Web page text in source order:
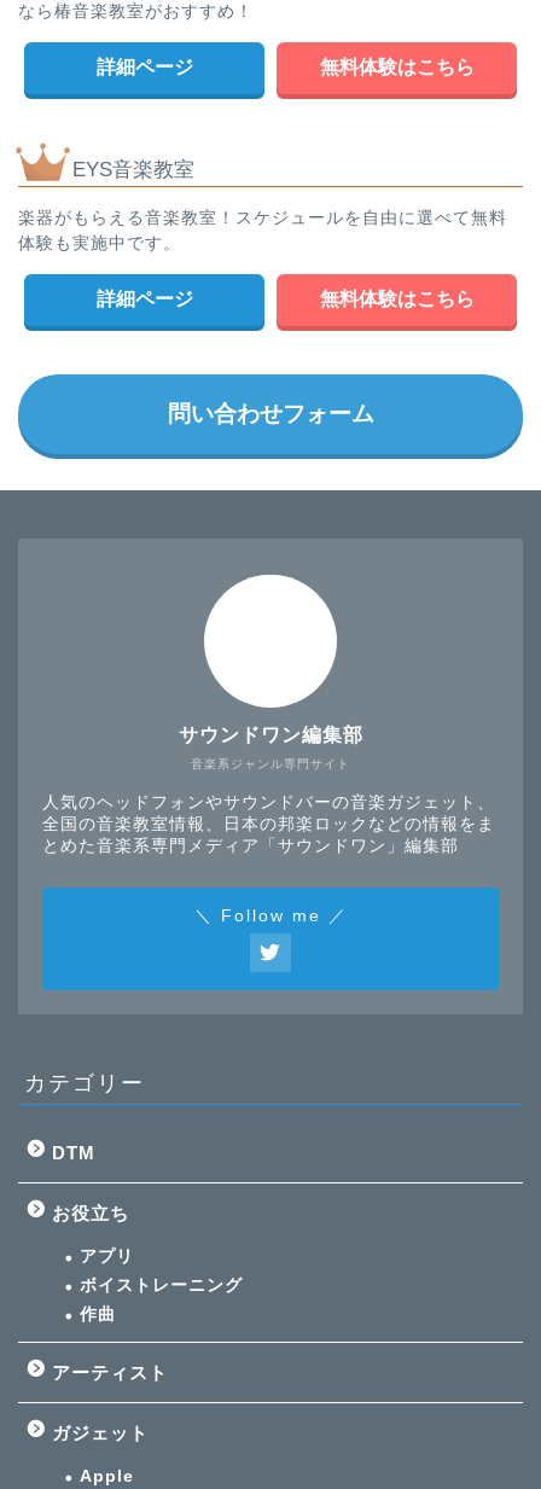
なら椿音楽教室がおすすめ！
詳細ページ 無料体験はこちら
EYS音楽教室
楽器がもらえる音楽教室！スケジュールを自由に選べて無料
体験も実施中です。
詳細ページ 無料体験はこちら
問い合わせフォーム
音楽系ジャンル専門サイト
サウンドワン編集部
人気のヘッドフォンやサウンドバーの音楽ガジェット、
全国の音楽教室情報、日本の邦楽ロックなどの情報をま
とめた音楽系専門メディア「サウンドワン」編集部
＼ Follow me ／
カテゴリー
DTM
お役立ち
アプリ
ボイストレーニング
作曲
アーティスト
ガジェット
Apple